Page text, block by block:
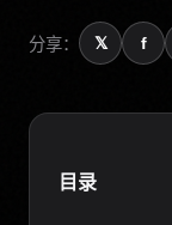
分享： 𝕏 f
目录